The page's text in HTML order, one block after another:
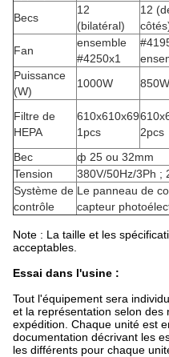
Becs
12
(bilatéral)
12
Fan
ensemble
#4250x1
Puissance
(W)
1000W 850W
Filtre de
HEPA
610x610x69
1pcs
2pcs
Bec
ф 25 ou 32mm
Tension
380V/50Hz/3Ph ;
Système de
contrôle
Le panneau de
capteur
Note : La taille et les
acceptables.
Essai dans l'usine :
Tout l'équipement sera
et la représentation selon des
expédition. Chaque unité est
documentation décrivant les
les différents pour chaque